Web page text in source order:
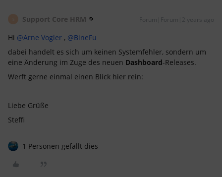
Support Core HRM Forum|Forum|2 years ago
Hi @Arne Vogler , @BineFu
dabei handelt es sich um keinen Systemfehler, sondern um
eine Änderung im Zuge des neuen Dashboard-Releases.
Werft gerne einmal einen Blick hier rein:
Liebe Grüße
Steffi
1 Personen gefällt dies